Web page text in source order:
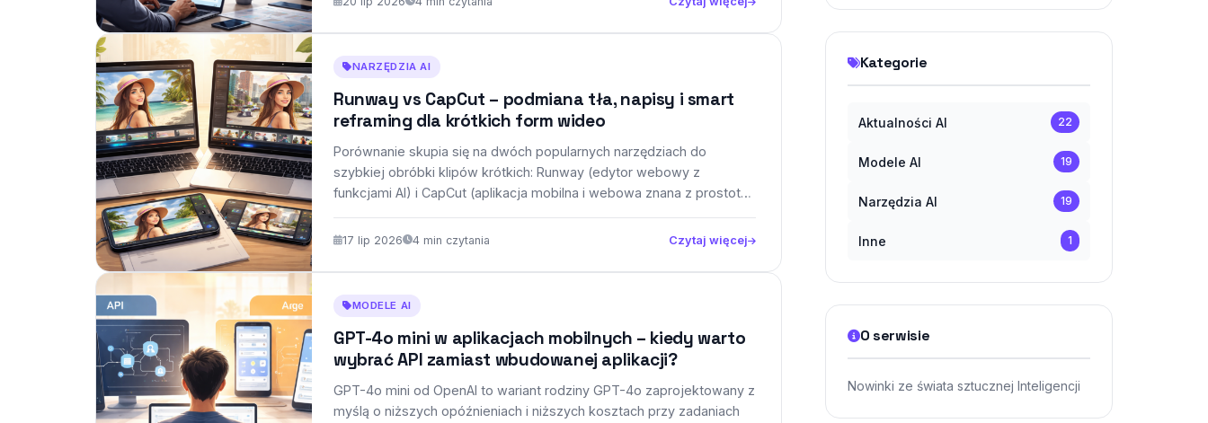
NARZĘDZIA AI
Runway vs CapCut – podmiana tła, napisy i smart
reframing dla krótkich form wideo
Porównanie skupia się na dwóch popularnych narzędziach do
szybkiej obróbki klipów krótkich: Runway (edytor webowy z
funkcjami AI) i CapCut (aplikacja mobilna i webowa znana z prostoty
17 lip 2026 4 min czytania Czytaj więcej
MODELE AI
GPT-4o mini w aplikacjach mobilnych – kiedy warto
wybrać API zamiast wbudowanej aplikacji?
GPT-4o mini od OpenAI to wariant rodziny GPT-4o zaprojektowany z
myślą o niższych opóźnieniach i niższych kosztach przy zadaniach
Kategorie
Aktualności AI 22
Modele AI 19
Narzędzia AI 19
Inne 1
O serwisie
Nowinki ze świata sztucznej Inteligencji